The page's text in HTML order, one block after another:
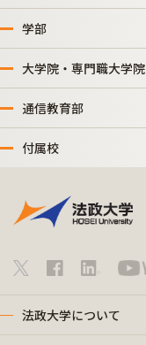
学部
大学院・専門職大学院
通信教育部
付属校
法政大学について